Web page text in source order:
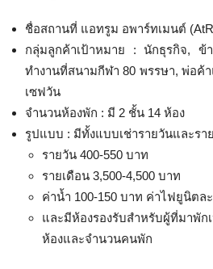
ชื่อสถานที่ แอทรูม อพาร์ทเมนต์
กลุ่มลูกค้าเป้าหมาย : นักธุรกิจ, ข้
ทำงานที่สนามกีฬา 80 พรรษา, พ่อค้
เซฟวัน
จำนวนห้องพัก : มี 2 ชั้น 14 ห้อง
รูปแบบ : มีทั้งแบบเช่ารายวันและรา
รายวัน 400-550 บาท
รายเดือน 3,500-4,500 บาท
ค่าน้ำ 100-150 บาท ค่าไฟยูนิตล
และมีห้องรองรับสำหรับผู้ที่มาพั
ห้องและจำนวนคนพัก